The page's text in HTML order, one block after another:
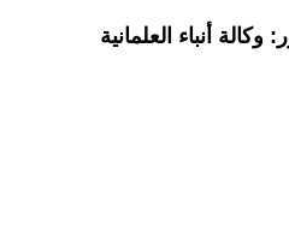
أنباء العلمانية